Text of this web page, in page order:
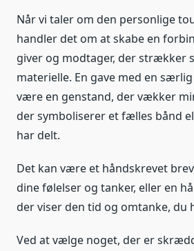
Når vi taler om den personlige
handler det om at skabe en
giver og modtager, der strækker
materielle. En gave med en
være en genstand, der vækker
der symboliserer et fælles bånd
har delt.
Det kan være et håndskrevet
dine følelser og tanker, eller en
der viser den tid og omtanke, du
Ved at vælge noget, der er